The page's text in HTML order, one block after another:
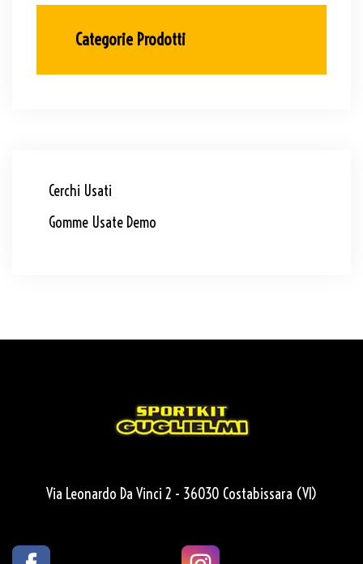
Categorie Prodotti
Cerchi Usati
Gomme Usate Demo
Via Leonardo Da Vinci 2 - 36030 Costabissara (VI)